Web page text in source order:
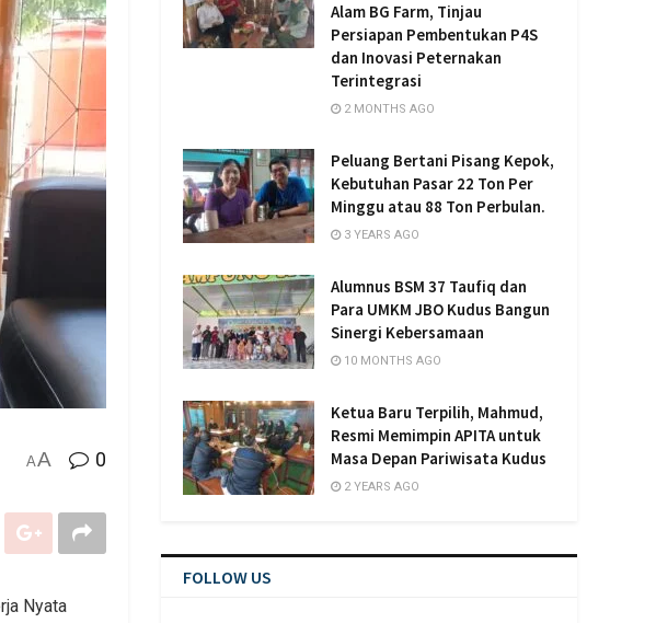
AA 0
Nyata
Alam BG Farm, Tinjau
Persiapan Pembentukan P4S
dan Inovasi Peternakan
Terintegrasi
2 MONTHS AGO
Peluang Bertani Pisang Kepok,
Kebutuhan Pasar 22 Ton Per
Minggu atau 88 Ton Perbulan.
3 YEARS AGO
Alumnus BSM 37 Taufiq dan
Para UMKM JBO Kudus Bangun
Sinergi Kebersamaan
10 MONTHS AGO
Ketua Baru Terpilih, Mahmud,
Resmi Memimpin APITA untuk
Masa Depan Pariwisata Kudus
2 YEARS AGO
FOLLOW US